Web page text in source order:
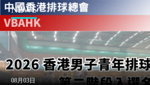
NEWS
08月03日